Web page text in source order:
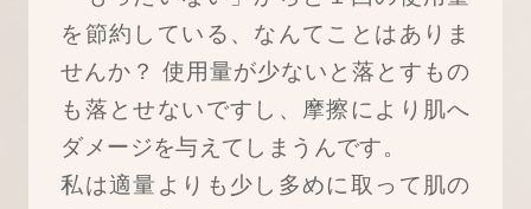
を節約している、なんてことはありま
せんか？ 使用量が少ないと落とすもの
も落とせないですし、摩擦により肌へ
ダメージを与えてしまうんです。
私は適量よりも少し多めに取って肌の